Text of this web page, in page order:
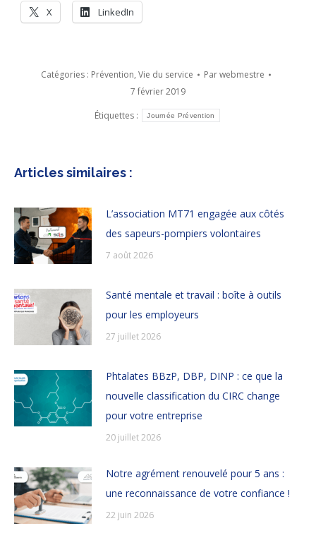
X LinkedIn
Catégories : Prévention, Vie du service Parwebmestre
7 février 2019
Étiquettes :
Journée Prévention
Articles similaires :
L’association MT71 engagée aux côtés
des sapeurs-pompiers volontaires
7 août 2026
Santé mentale et travail : boîte à outils
pour les employeurs
27 juillet 2026
Phtalates BBzP, DBP, DINP : ce que la
nouvelle classification du CIRC change
pour votre entreprise
20 juillet 2026
Notre agrément renouvelé pour 5 ans :
une reconnaissance de votre confiance !
22 juin 2026